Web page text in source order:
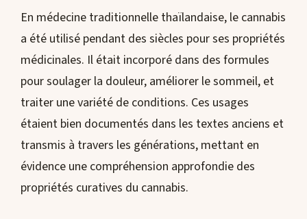
En médecine traditionnelle thaïlandaise, le cannabis
a été utilisé pendant des siècles pour ses propriétés
médicinales. Il était incorporé dans des formules
pour soulager la douleur, améliorer le sommeil, et
traiter une variété de conditions. Ces usages
étaient bien documentés dans les textes anciens et
transmis à travers les générations, mettant en
évidence une compréhension approfondie des
propriétés curatives du cannabis.